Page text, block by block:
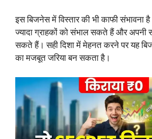
इस बिजनेस में विस्तार की भी काफी संभावना
ज्यादा ग्राहकों को संभाल सकते हैं और अपनी
सकते हैं। सही दिशा में मेहनत करने पर यह
का मजबूत जरिया बन सकता है।